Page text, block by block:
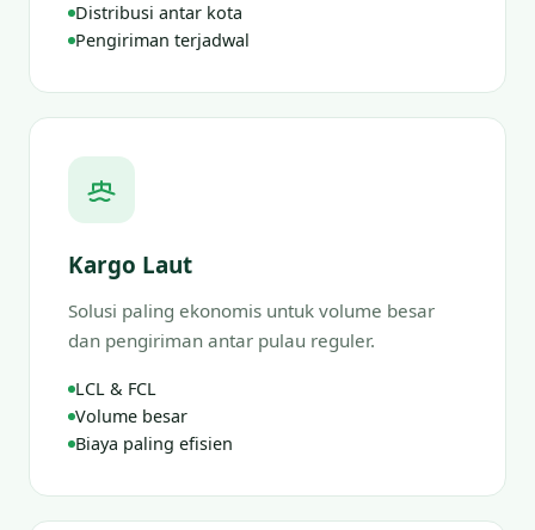
Distribusi antar kota
Pengiriman terjadwal
Kargo Laut
Solusi paling ekonomis untuk volume besar
dan pengiriman antar pulau reguler.
LCL & FCL
Volume besar
Biaya paling efisien